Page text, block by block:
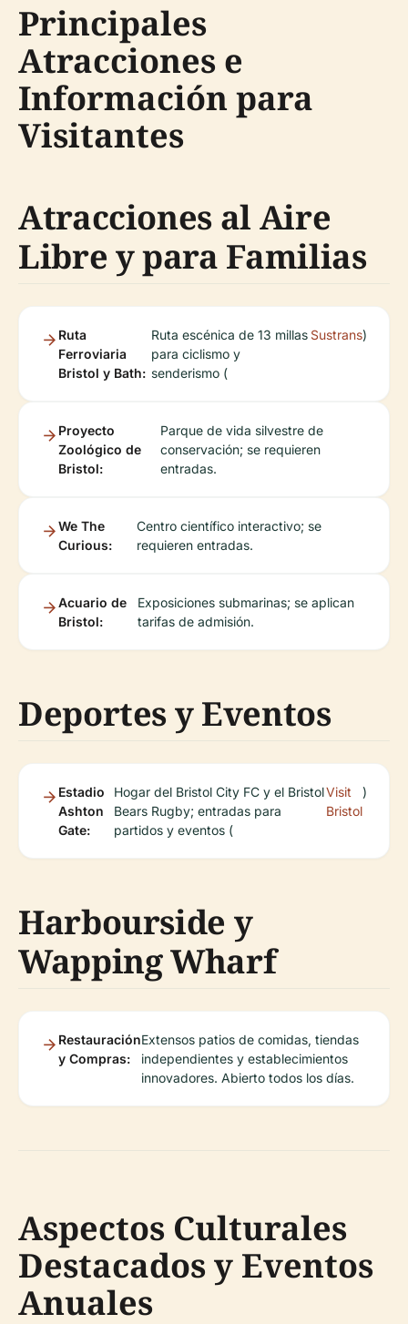
Principales
Atracciones e
Información para
Visitantes
Atracciones al Aire
Libre y para Familias
Ruta
Ferroviaria
Bristol y Bath:
Ruta escénica de 13 millas
para ciclismo y
senderismo (
Sustrans)
Proyecto
Zoológico de
Bristol:
Parque de vida silvestre de
conservación; se requieren
entradas.
We The
Curious:
Centro científico interactivo; se
requieren entradas.
Acuario de
Bristol:
Exposiciones submarinas; se aplican
tarifas de admisión.
Deportes y Eventos
Estadio
Ashton
Gate:
Hogar del Bristol City FC y el Bristol
Bears Rugby; entradas para
partidos y eventos (
Visit
Bristol
)
Harbourside y
Wapping Wharf
Restauración
y Compras:
Extensos patios de comidas, tiendas
independientes y establecimientos
innovadores. Abierto todos los días.
Aspectos Culturales
Destacados y Eventos
Anuales